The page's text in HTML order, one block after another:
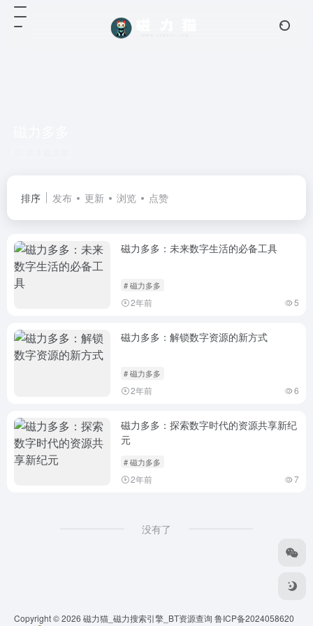
排序 发布 更新 浏览 点赞
磁力多多：未来数字生活的必备工具
# 磁力多多
2年前 5
磁力多多：解锁数字资源的新方式
# 磁力多多
2年前 6
磁力多多：探索数字时代的资源共享新纪
元
# 磁力多多
2年前 7
没有了
Copyright © 2026 磁力猫_磁力搜索引擎_BT资源查询 鲁ICP备2024058620